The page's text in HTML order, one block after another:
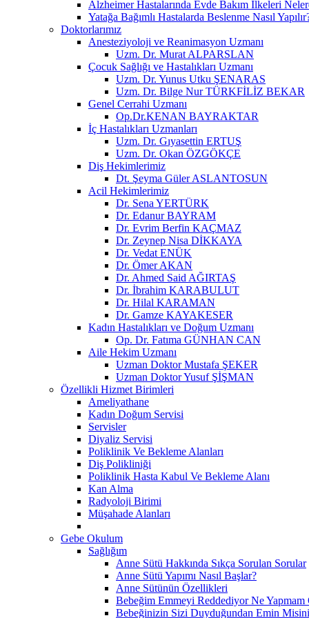
Alzheimer Hastalarında Evde Bakım İlkeleri
Yatağa Bağımlı Hastalarda Beslenme Nasıl
Doktorlarımız
Anesteziyoloji ve Reanimasyon Uzmanı
Uzm. Dr. Murat ALPARSLAN
Çocuk Sağlığı ve Hastalıkları Uzmanı
Uzm. Dr. Yunus Utku ŞENARAS
Uzm. Dr. Bilge Nur TÜRKFİLİZ BEKAR
Genel Cerrahi Uzmanı
Op.Dr.KENAN BAYRAKTAR
İç Hastalıkları Uzmanları
Uzm. Dr. Gıyasettin ERTUŞ
Uzm. Dr. Okan ÖZGÖKÇE
Diş Hekimlerimiz
Dt. Şeyma Güler ASLANTOSUN
Acil Hekimlerimiz
Dr. Sena YERTÜRK
Dr. Edanur BAYRAM
Dr. Evrim Berfin KAÇMAZ
Dr. Zeynep Nisa DİKKAYA
Dr. Vedat ENÜK
Dr. Ömer AKAN
Dr. Ahmed Said AĞIRTAŞ
Dr. İbrahim KARABULUT
Dr. Hilal KARAMAN
Dr. Gamze KAYAKESER
Kadın Hastalıkları ve Doğum Uzmanı
Op. Dr. Fatıma GÜNHAN CAN
Aile Hekim Uzmanı
Uzman Doktor Mustafa ŞEKER
Uzman Doktor Yusuf ŞİŞMAN
Özellikli Hizmet Birimleri
Ameliyathane
Kadın Doğum Servisi
Servisler
Diyaliz Servisi
Poliklinik Ve Bekleme Alanları
Diş Polikliniği
Poliklinik Hasta Kabul Ve Bekleme Alanı
Kan Alma
Radyoloji Birimi
Müşahade Alanları
Gebe Okulum
Sağlığım
Anne Sütü Hakkında Sıkça Sorulan Sorular
Anne Sütü Yapımı Nasıl Başlar?
Anne Sütünün Özellikleri
Bebeğim Emmeyi Reddediyor Ne Yapmam
Bebeğinizin Sizi Duyduğundan Emin